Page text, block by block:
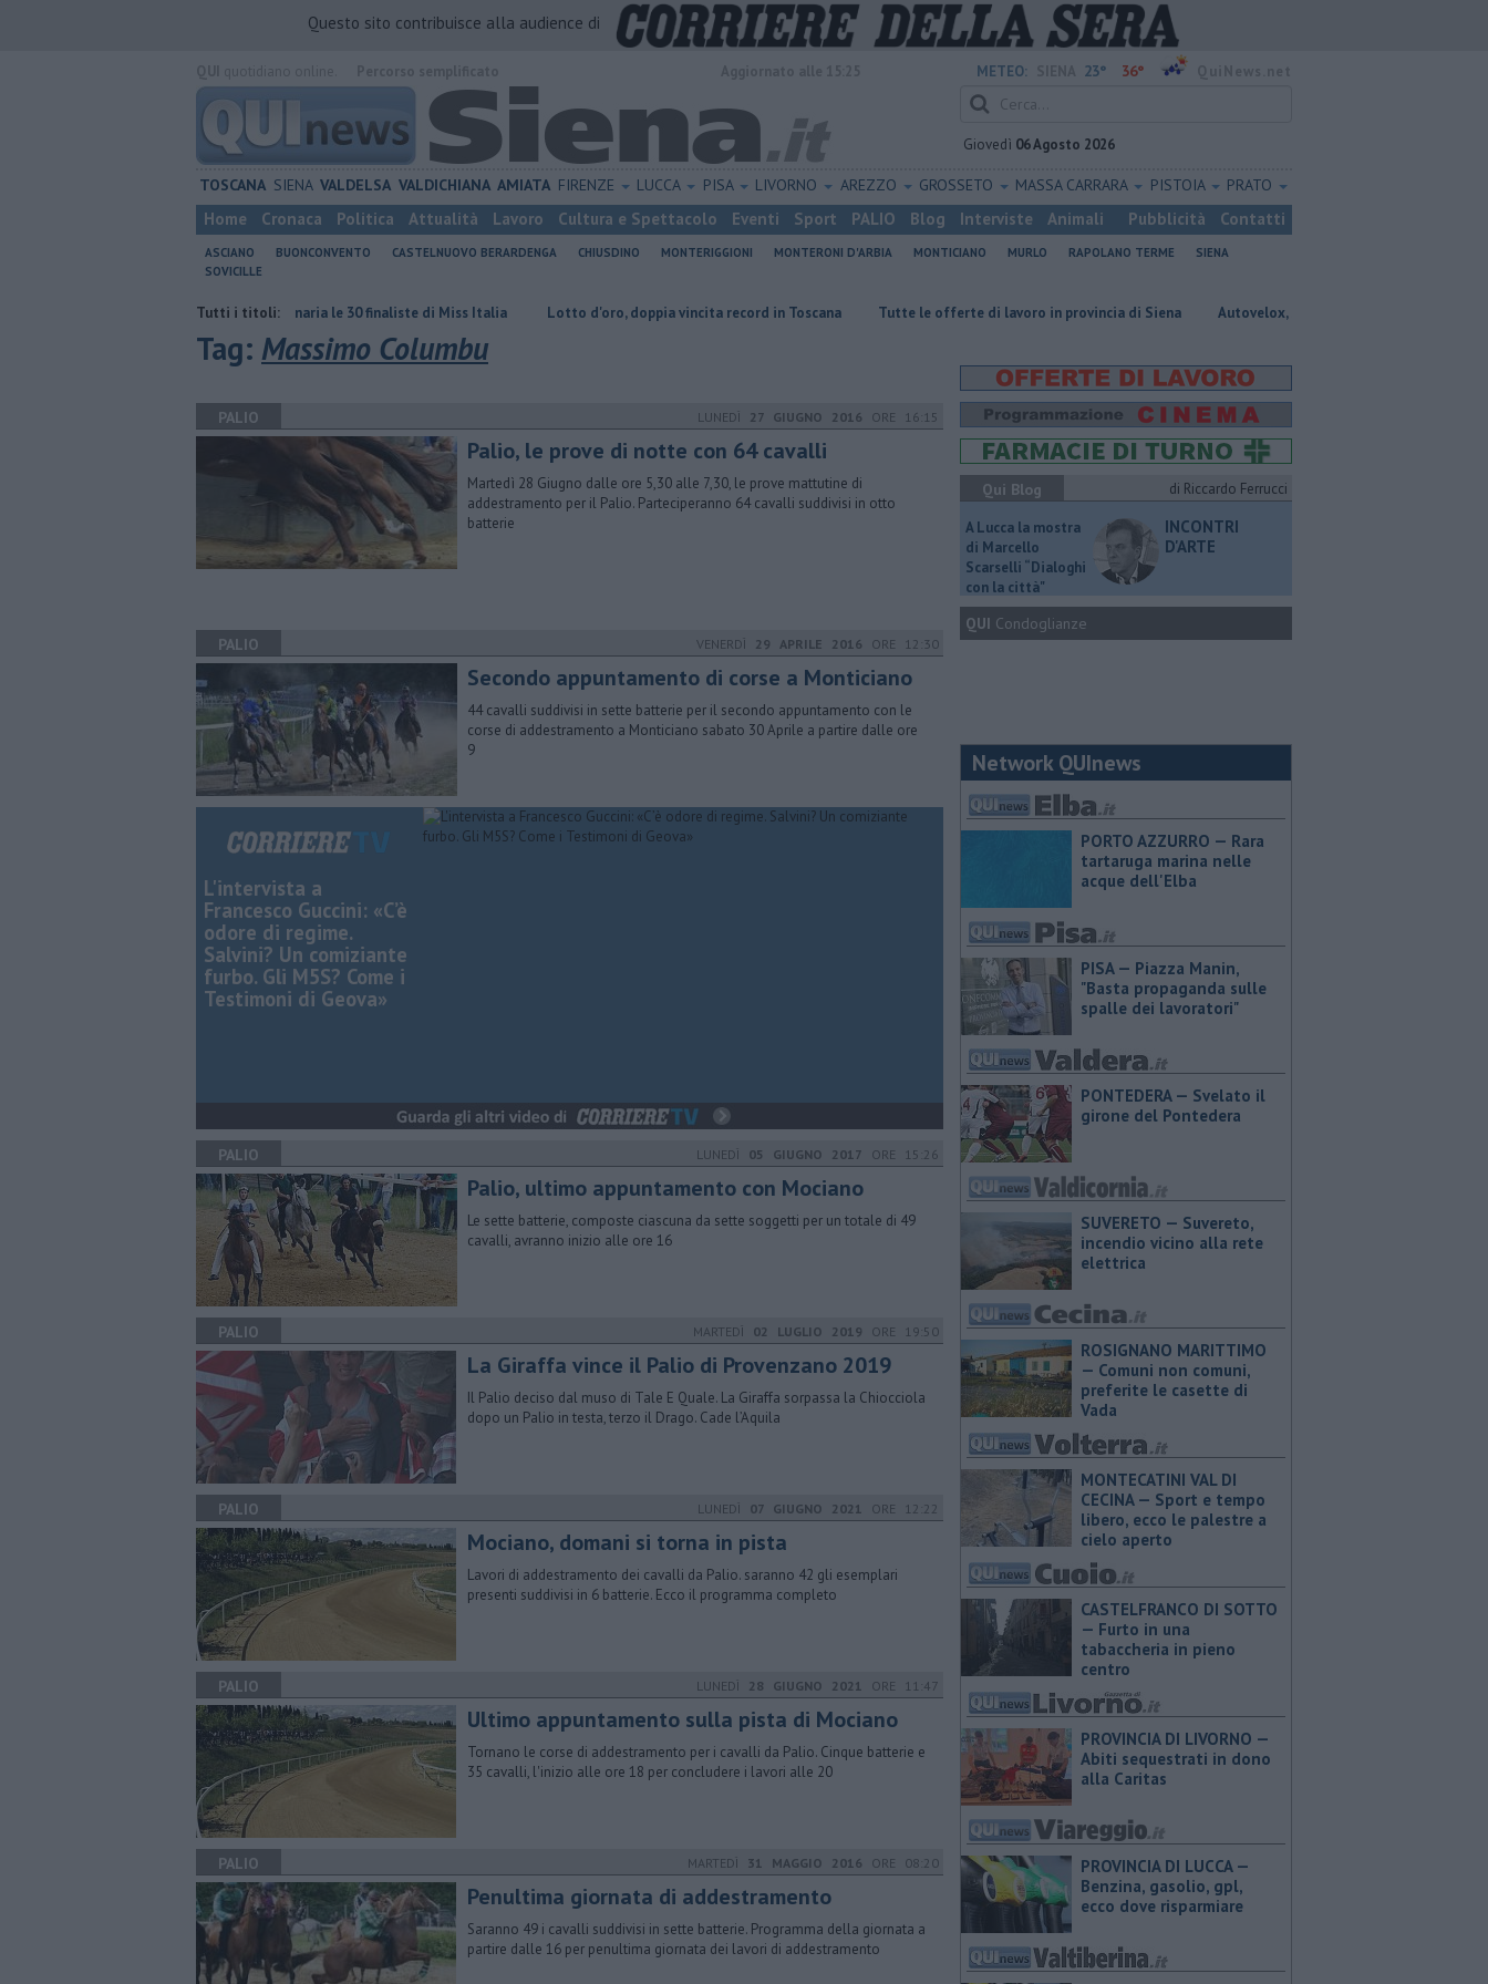
Questo sito contribuisce alla audience di
METEO: 23° 36°
Giovedì 06 Agosto 2026
TOSCANA SIENA VALDELSA VALDICHIANA AMIATA FIRENZE LUCCA PISA LIVORNO AREZZO GROSSETO MASSA CARRARA PISTOIA PRATO
Home Cronaca Politica Attualità Lavoro Cultura e Spettacolo Eventi Sport PALIO Blog Interviste Animali Pubblicità Contatti
ASCIANO BUONCONVENTO CASTELNUOVO BERARDENGA CHIUSDINO MONTERIGGIONI MONTERONI D'ARBIA MONTICIANO MURLO RAPOLANO TERME
SIENA
SOVICILLE
Tutti i titoli:
Al Castello Bonaria le 30 finaliste di Miss Italia Lotto d'oro, doppia vincita record in Toscana ​Tutte le offerte di lavoro in provincia di Siena Autovelox, se la banchina è stretta la multa è nulla
Tag: Massimo Columbu
PALIO LUNEDÌ 27 GIUGNO 2016 ORE 16:15
Palio, le prove di notte con 64 cavalli
Martedì 28 Giugno dalle ore 5,30 alle 7,30, le prove mattutine di
addestramento per il Palio. Parteciperanno 64 cavalli suddivisi in otto
batterie
PALIO VENERDÌ 29 APRILE 2016 ORE 12:30
Secondo appuntamento di corse a Monticiano
44 cavalli suddivisi in sette batterie per il secondo appuntamento con le
corse di addestramento a Monticiano sabato 30 Aprile a partire dalle ore
9
L'intervista a
Francesco Guccini: «C’è
odore di regime.
Salvini? Un comiziante
furbo. Gli M5S? Come i
Testimoni di Geova»
PALIO LUNEDÌ 05 GIUGNO 2017 ORE 15:26
Palio, ultimo appuntamento con Mociano
Le sette batterie, composte ciascuna da sette soggetti per un totale di 49
cavalli, avranno inizio alle ore 16
PALIO MARTEDÌ 02 LUGLIO 2019 ORE 19:50
La Giraffa vince il Palio di Provenzano 2019
Il Palio deciso dal muso di Tale E Quale. La Giraffa sorpassa la Chiocciola
dopo un Palio in testa, terzo il Drago. Cade l’Aquila
PALIO LUNEDÌ 07 GIUGNO 2021 ORE 12:22
Mociano, domani si torna in pista
Lavori di addestramento dei cavalli da Palio. saranno 42 gli esemplari
presenti suddivisi in 6 batterie. Ecco il programma completo
PALIO LUNEDÌ 28 GIUGNO 2021 ORE 11:47
Ultimo appuntamento sulla pista di Mociano
Tornano le corse di addestramento per i cavalli da Palio. Cinque batterie e
35 cavalli, l'inizio alle ore 18 per concludere i lavori alle 20
PALIO MARTEDÌ 31 MAGGIO 2016 ORE 08:20
Penultima giornata di addestramento
​Saranno 49 i cavalli suddivisi in sette batterie. Programma della giornata a
partire dalle 16 per penultima giornata dei lavori di addestramento
Qui Blog di Riccardo Ferrucci
A Lucca la mostra
di Marcello
Scarselli “Dialoghi
con la città"
INCONTRI
D'ARTE
QUI Condoglianze
Network QUInews
PORTO AZZURRO — Rara
tartaruga marina nelle
acque dell'Elba
PISA — Piazza Manin,
"Basta propaganda sulle
spalle dei lavoratori"
PONTEDERA — Svelato il
girone del Pontedera
SUVERETO — Suvereto,
incendio vicino alla rete
elettrica
ROSIGNANO MARITTIMO
— Comuni non comuni,
preferite le casette di
Vada
MONTECATINI VAL DI
CECINA — Sport e tempo
libero, ecco le palestre a
cielo aperto
CASTELFRANCO DI SOTTO
— Furto in una
tabaccheria in pieno
centro
PROVINCIA DI LIVORNO —
Abiti sequestrati in dono
alla Caritas
PROVINCIA DI LUCCA — ​
Benzina, gasolio, gpl,
ecco dove risparmiare